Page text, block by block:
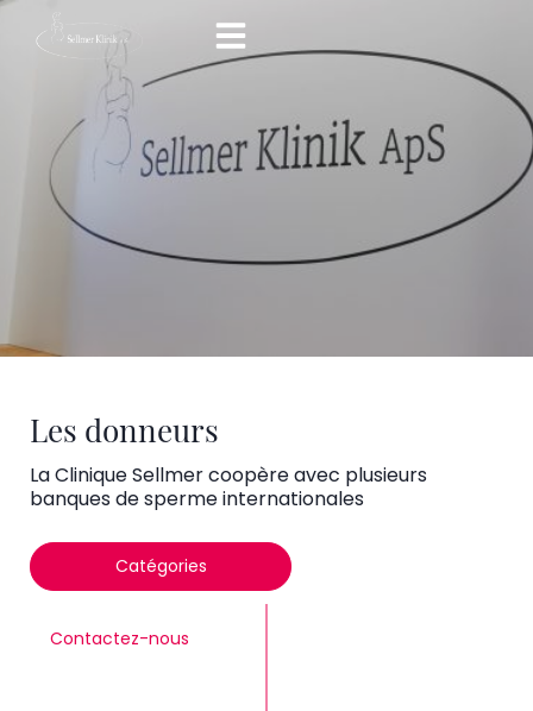
Les donneurs
La Clinique Sellmer coopère avec plusieurs
banques de sperme internationales
Catégories
Contactez-nous